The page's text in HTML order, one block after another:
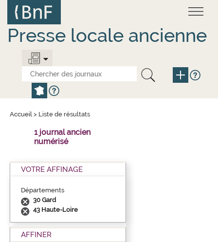
contenu
principal
Presse locale ancienne
Accueil > Liste de résultats
1 journal ancien
numérisé
VOTRE AFFINAGE
Départements
30 Gard
43 Haute-Loire
AFFINER
Panneau de gestion des cookies